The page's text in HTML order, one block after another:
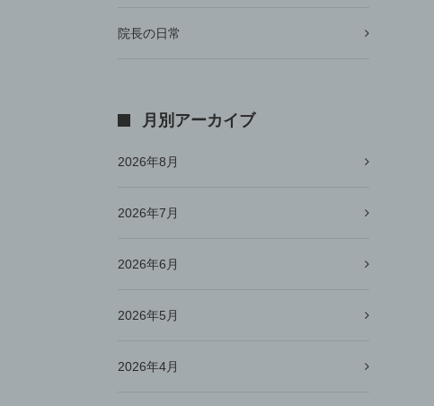
院長の日常
月別アーカイブ
2026年8月
2026年7月
2026年6月
2026年5月
2026年4月